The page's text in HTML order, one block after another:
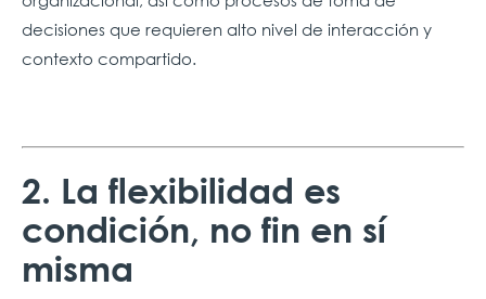
decisiones que requieren alto nivel de interacción y
contexto compartido.
2. La flexibilidad es
condición, no fin en sí
misma